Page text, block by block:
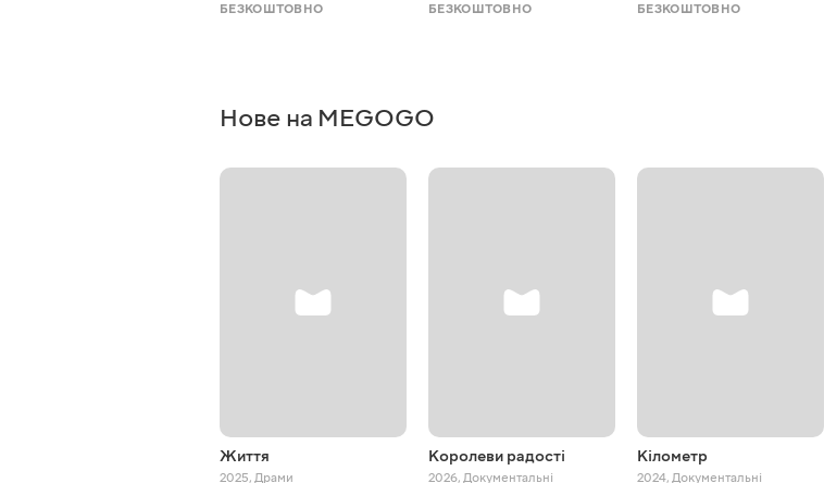
БЕЗКОШТОВНО
БЕЗКОШТОВНО
БЕЗКОШТОВНО
Нове на MEGOGO
Життя
2025, Драми
Королеви радості
2026, Документальні
Кілометр
2024, Документальні